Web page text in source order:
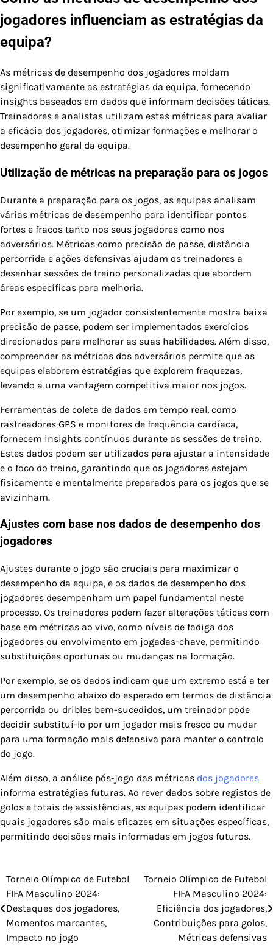
jogadores influenciam as estratégias da
equipa?
As métricas de desempenho dos jogadores moldam
significativamente as estratégias da equipa, fornecendo
insights baseados em dados que informam decisões táticas.
Treinadores e analistas utilizam estas métricas para avaliar
a eficácia dos jogadores, otimizar formações e melhorar o
desempenho geral da equipa.
Utilização de métricas na preparação para os jogos
Durante a preparação para os jogos, as equipas analisam
várias métricas de desempenho para identificar pontos
fortes e fracos tanto nos seus jogadores como nos
adversários. Métricas como precisão de passe, distância
percorrida e ações defensivas ajudam os treinadores a
desenhar sessões de treino personalizadas que abordem
áreas específicas para melhoria.
Por exemplo, se um jogador consistentemente mostra baixa
precisão de passe, podem ser implementados exercícios
direcionados para melhorar as suas habilidades. Além disso,
compreender as métricas dos adversários permite que as
equipas elaborem estratégias que explorem fraquezas,
levando a uma vantagem competitiva maior nos jogos.
Ferramentas de coleta de dados em tempo real, como
rastreadores GPS e monitores de frequência cardíaca,
fornecem insights contínuos durante as sessões de treino.
Estes dados podem ser utilizados para ajustar a intensidade
e o foco do treino, garantindo que os jogadores estejam
fisicamente e mentalmente preparados para os jogos que se
avizinham.
Ajustes com base nos dados de desempenho dos
jogadores
Ajustes durante o jogo são cruciais para maximizar o
desempenho da equipa, e os dados de desempenho dos
jogadores desempenham um papel fundamental neste
processo. Os treinadores podem fazer alterações táticas com
base em métricas ao vivo, como níveis de fadiga dos
jogadores ou envolvimento em jogadas-chave, permitindo
substituições oportunas ou mudanças na formação.
Por exemplo, se os dados indicam que um extremo está a ter
um desempenho abaixo do esperado em termos de distância
percorrida ou dribles bem-sucedidos, um treinador pode
decidir substituí-lo por um jogador mais fresco ou mudar
para uma formação mais defensiva para manter o controlo
do jogo.
Além disso, a análise pós-jogo das métricas dos jogadores
informa estratégias futuras. Ao rever dados sobre registos de
golos e totais de assistências, as equipas podem identificar
quais jogadores são mais eficazes em situações específicas,
permitindo decisões mais informadas em jogos futuros.
Post
navigation
Torneio Olímpico de Futebol
FIFA Masculino 2024:
Destaques dos jogadores,
Momentos marcantes,
Impacto no jogo
Torneio Olímpico de Futebol
FIFA Masculino 2024:
Eficiência dos jogadores,
Contribuições para golos,
Métricas defensivas